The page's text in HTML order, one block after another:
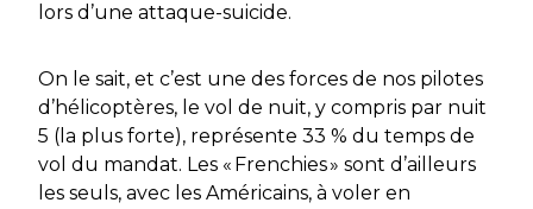
lors d’une attaque-suicide.
On le sait, et c’est une des forces de nos pilotes
d’hélicoptères, le vol de nuit, y compris par nuit
5 (la plus forte), représente 33 % du temps de
vol du mandat. Les « Frenchies » sont d’ailleurs
les seuls, avec les Américains, à voler en